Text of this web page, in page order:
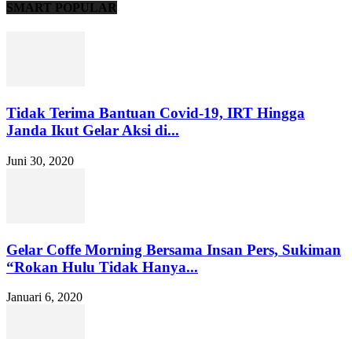
SMART POPULAR
Tidak Terima Bantuan Covid-19, IRT Hingga
Janda Ikut Gelar Aksi di...
Juni 30, 2020
Gelar Coffe Morning Bersama Insan Pers, Sukiman
“Rokan Hulu Tidak Hanya...
Januari 6, 2020